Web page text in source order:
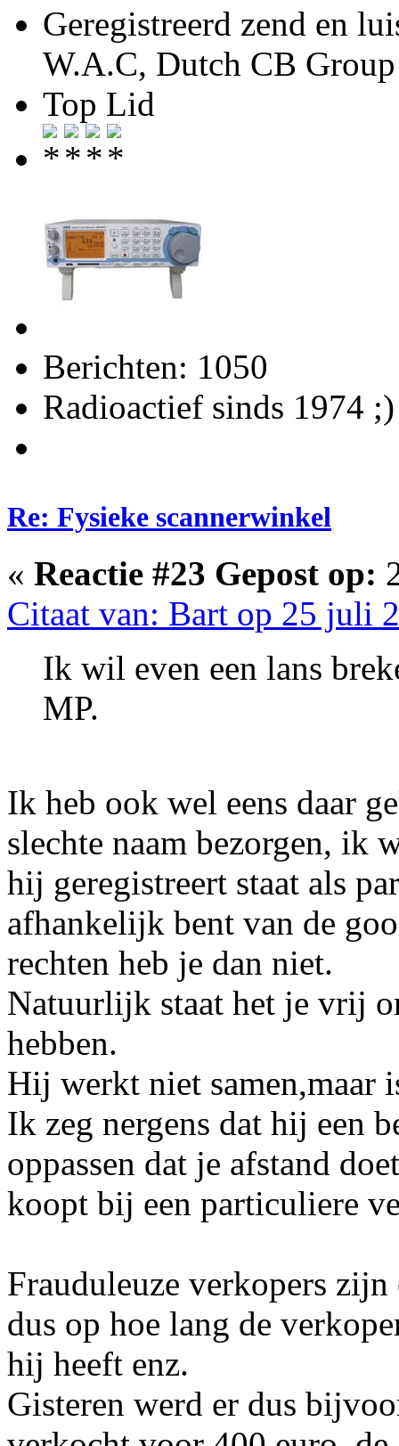
Geregistreerd zend en
W.A.C, Dutch CB
Top Lid
Berichten: 1050
Radioactief sinds 1974 ;)
Re: Fysieke scannerwinkel
« Reactie #23 Gepost op:
Citaat van: Bart op 25 juli
Ik wil even een lans
MP.
Ik heb ook wel eens daar
slechte naam bezorgen, ik
hij geregistreert staat als
afhankelijk bent van de
rechten heb je dan niet.
Natuurlijk staat het je vrij
hebben.
Hij werkt niet samen,maar
Ik zeg nergens dat hij een
oppassen dat je afstand
koopt bij een particuliere
Frauduleuze verkopers
dus op hoe lang de
hij heeft enz.
Gisteren werd er dus